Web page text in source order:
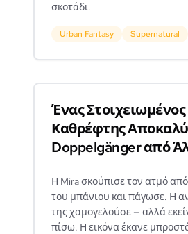
σκοτάδι.
Urban Fantasy Supernatural
Ένας Στοιχειωμένος
Καθρέφτης
Doppelgänger από
Η Mira σκούπισε τον ατμό
του μπάνιου και πάγωσε. Η
της χαμογελούσε — αλλά
πίσω. Η εικόνα έκανε